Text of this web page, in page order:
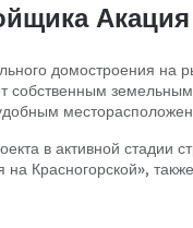
Акация
домостроения на
собственным
в активной стадии
Красногорской»,